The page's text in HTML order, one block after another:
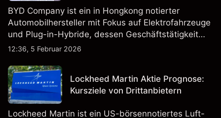
BYD Company ist ein in Hongkong notierter
Automobilhersteller mit Fokus auf Elektrofahrzeuge
und Plug-in-Hybride, dessen Geschäftstätigkeit
Fahrzeugproduktion, Batterien und verwandte
Märkten umfasst.
12:36, 5 Februar 2026
Lockheed Martin Aktie Prognose:
Kursziele von Drittanbietern
Lockheed Martin ist ein US-börsennotiertes Luft-